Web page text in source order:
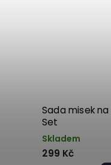
Sada misek
Set
Skladem
299 Kč